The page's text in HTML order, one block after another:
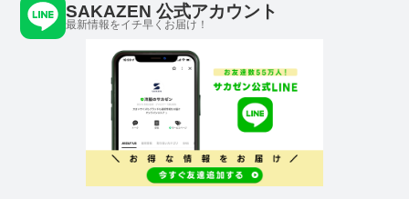
SAKAZEN 公式アカウント
最新情報をイチ早くお届け！